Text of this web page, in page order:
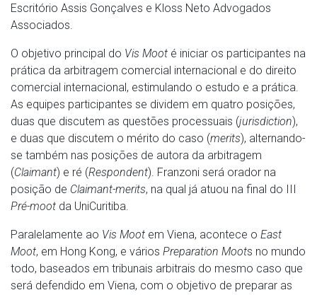
Escritório Assis Gonçalves e Kloss Neto Advogados
Associados.
O objetivo principal do Vis Moot é iniciar os participantes na
prática da arbitragem comercial internacional e do direito
comercial internacional, estimulando o estudo e a prática.
As equipes participantes se dividem em quatro posições,
duas que discutem as questões processuais (jurisdiction),
e duas que discutem o mérito do caso (merits), alternando-
se também nas posições de autora da arbitragem
(Claimant) e ré (Respondent). Franzoni será orador na
posição de Claimant-merits, na qual já atuou na final do III
Pré-moot da UniCuritiba.
Paralelamente ao Vis Moot em Viena, acontece o East
Moot, em Hong Kong, e vários Preparation Moots no mundo
todo, baseados em tribunais arbitrais do mesmo caso que
será defendido em Viena, com o objetivo de preparar as